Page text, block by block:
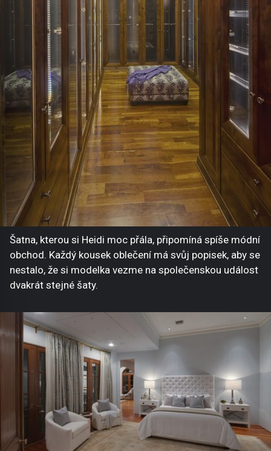
Šatna, kterou si Heidi moc přála, připomíná spíše módní
obchod. Každý kousek oblečení má svůj popisek, aby se
nestalo, že si modelka vezme na společenskou událost
dvakrát stejné šaty.